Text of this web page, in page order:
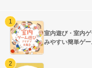
室内遊び・室内
みやすい簡単ゲ